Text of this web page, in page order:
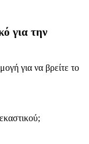
για την
για να βρείτε το